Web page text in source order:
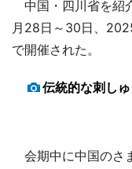
中国・四川省を紹
月28日～30日、
で開催された。
伝統的な刺し
会期中に中国のさ